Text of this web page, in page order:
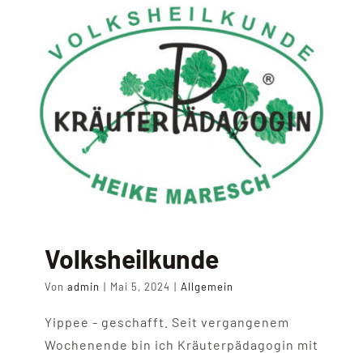
Volksheilkunde
Von admin | Mai 5, 2024 | Allgemein
Yippee - geschafft. Seit vergangenem
Wochenende bin ich Kräuterpädagogin mit